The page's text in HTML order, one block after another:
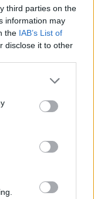
third parties on the
information may
the IAB’s List of
disclose it to other